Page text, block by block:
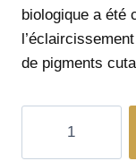
biologique a été
de pigments